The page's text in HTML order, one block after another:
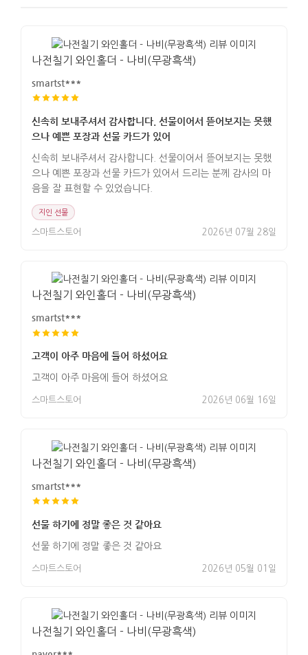
나전칠기 와인홀더 - 나비(무광흑색)
smartst***
신속히 보내주셔서 감사합니다. 선물이어서 뜯어보지는 못했
으나 예쁜 포장과 선물 카드가 있어
신속히 보내주셔서 감사합니다. 선물이어서 뜯어보지는 못했
으나 예쁜 포장과 선물 카드가 있어서 드리는 분께 감사의 마
음을 잘 표현할 수 있었습니다.
지인 선물
스마트스토어 2026년 07월 28일
나전칠기 와인홀더 - 나비(무광흑색)
smartst***
고객이 아주 마음에 들어 하셨어요
고객이 아주 마음에 들어 하셨어요
스마트스토어 2026년 06월 16일
나전칠기 와인홀더 - 나비(무광흑색)
smartst***
선물 하기에 정말 좋은 것 같아요
선물 하기에 정말 좋은 것 같아요
스마트스토어 2026년 05월 01일
나전칠기 와인홀더 - 나비(무광흑색)